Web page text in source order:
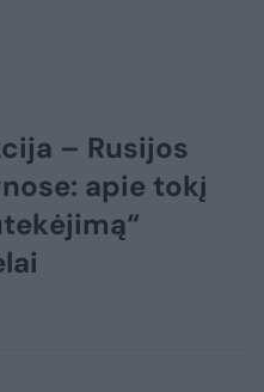
– Rusijos
apie tokį